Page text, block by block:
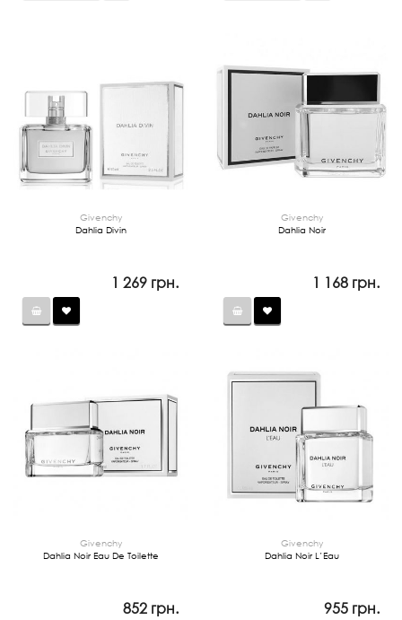
Givenchy
Dahlia Divin
1 269 грн.
Givenchy
Dahlia Noir
1 168 грн.
Givenchy
Dahlia Noir Eau De Toilette
852 грн.
Givenchy
Dahlia Noir L’Eau
955 грн.